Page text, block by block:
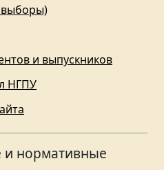
выборы)
и выпускников
НГПУ
и нормативные